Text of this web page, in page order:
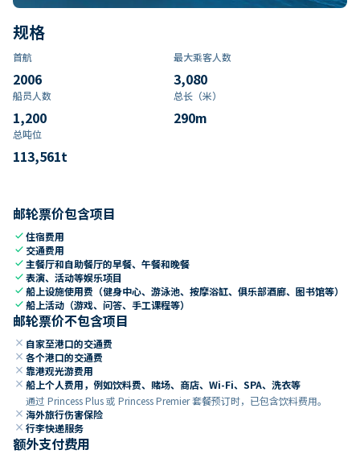
规格
首航
2006
最大乘客人数
3,080
船员人数
1,200
总长（米）
290m
总吨位
113,561t
邮轮票价包含项目
check住宿费用
check 交通费用
check 主餐厅和自助餐厅的早餐、午餐和晚餐
check表演、活动等娱乐项目
check船上设施使用费（健身中心、游泳池、按摩浴缸、俱乐部酒廊、图书馆等）
check船上活动（游戏、问答、手工课程等）
邮轮票价不包含项目
close 自家至港口的交通费
close 各个港口的交通费
close 靠港观光游费用
close 船上个人费用，例如饮料费、赌场、商店、Wi-Fi、SPA、洗衣等
通过 Princess Plus 或 Princess Premier 套餐预订时，已包含饮料费用。
close 海外旅行伤害保险
close 行李快递服务
额外支付费用